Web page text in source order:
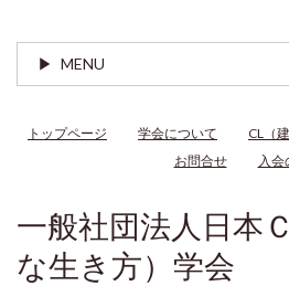
MENU
トップページ 学会について CL（
お問合せ
入会
一般社団法人日本
な生き方）学会